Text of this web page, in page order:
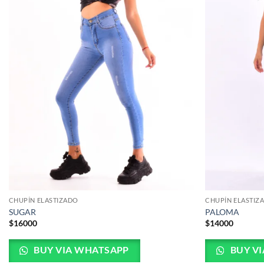
CHUPÍN ELASTIZADO
SUGAR
$16000
BUY VIA WHATSAPP
CHUPÍN
PALOMA
$14000
BUY